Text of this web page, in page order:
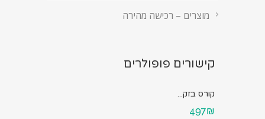
מוצרים – רכישה מהירה
קישורים פופולרים
קורס בזק...
497₪